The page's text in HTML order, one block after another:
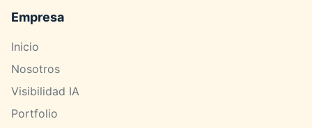
Empresa
Inicio
Nosotros
Visibilidad IA
Portfolio